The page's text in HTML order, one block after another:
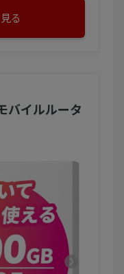
る
バイルルータ